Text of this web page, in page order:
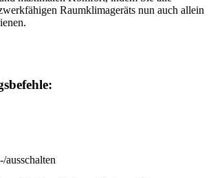
Raumklimageräts nun auch allein
ausschalten